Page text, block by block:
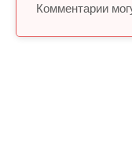
Комментарии